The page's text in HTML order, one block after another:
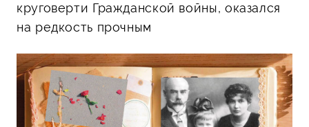
круговерти Гражданской войны, оказался
на редкость прочным